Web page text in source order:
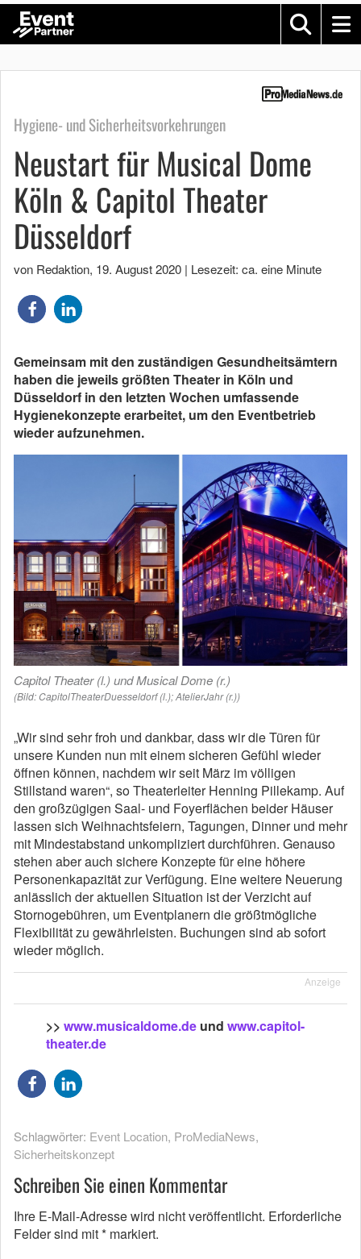
Hygiene- und Sicherheitsvorkehrungen
Neustart für Musical Dome
Köln & Capitol Theater
Düsseldorf
von Redaktion, 19. August 2020 | Lesezeit: ca. eine Minute
Gemeinsam mit den zuständigen Gesundheitsämtern
haben die jeweils größten Theater in Köln und
Düsseldorf in den letzten Wochen umfassende
Hygienekonzepte erarbeitet, um den Eventbetrieb
wieder aufzunehmen.
Capitol Theater (l.) und Musical Dome (r.)
(Bild: CapitolTheaterDuesseldorf (l.); AtelierJahr (r.))
„Wir sind sehr froh und dankbar, dass wir die Türen für
unsere Kunden nun mit einem sicheren Gefühl wieder
öffnen können, nachdem wir seit März im völligen
Stillstand waren“, so Theaterleiter Henning Pillekamp. Auf
den großzügigen Saal- und Foyerflächen beider Häuser
lassen sich Weihnachtsfeiern, Tagungen, Dinner und mehr
mit Mindestabstand unkompliziert durchführen. Genauso
stehen aber auch sichere Konzepte für eine höhere
Personenkapazität zur Verfügung. Eine weitere Neuerung
anlässlich der aktuellen Situation ist der Verzicht auf
Stornogebühren, um Eventplanern die größtmögliche
Flexibilität zu gewährleisten. Buchungen sind ab sofort
wieder möglich.
Anzeige
>> www.musicaldome.de und www.capitol-
theater.de
Schlagwörter: Event Location, ProMediaNews,
Sicherheitskonzept
Schreiben Sie einen Kommentar
Ihre E-Mail-Adresse wird nicht veröffentlicht. Erforderliche
Felder sind mit* markiert.